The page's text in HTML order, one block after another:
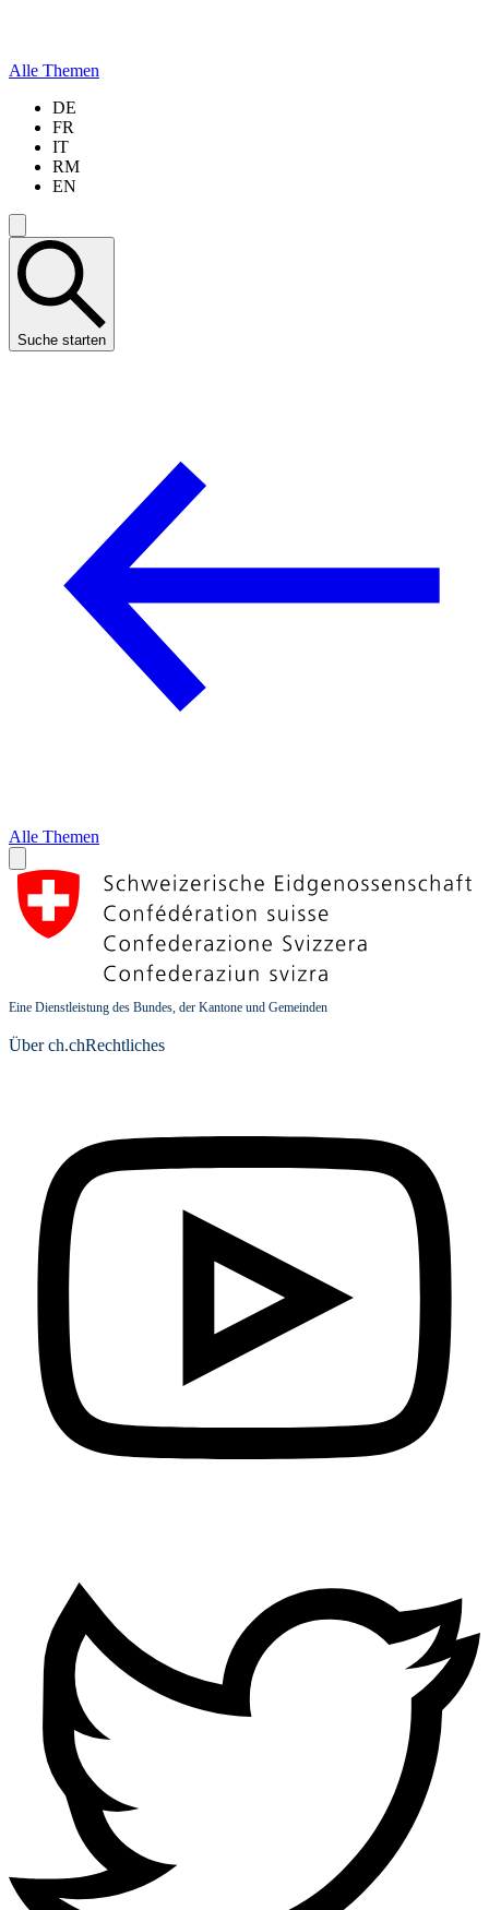
Alle Themen
DE
FR
IT
RM
EN
Suche starten
Alle Themen
Eine Dienstleistung des Bundes, der Kantone und Gemeinden
Über ch.chRechtliches